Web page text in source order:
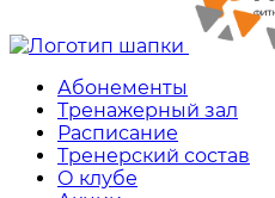
Абонементы
Тренажерный зал
Расписание
Тренерский состав
О клубе